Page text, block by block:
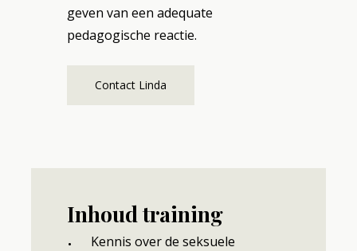
geven van een adequate
pedagogische reactie.
Contact Linda
Inhoud training
Kennis over de seksuele